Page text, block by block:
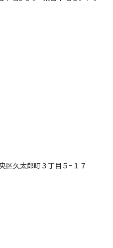
区久太郎町３丁目５−１７